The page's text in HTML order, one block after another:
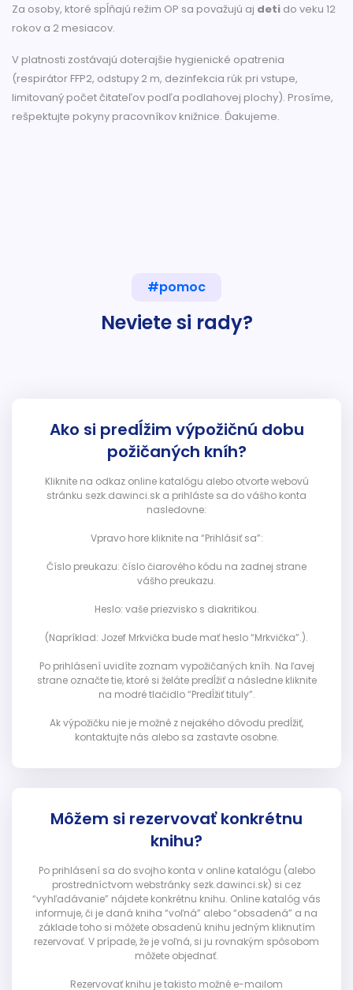
Za osoby, ktoré spĺňajú režim OP sa považujú aj deti do veku 12
rokov a 2 mesiacov.
V platnosti zostávajú doterajšie hygienické opatrenia
(respirátor FFP2, odstupy 2 m, dezinfekcia rúk pri vstupe,
limitovaný počet čitateľov podľa podlahovej plochy). Prosíme,
rešpektujte pokyny pracovníkov knižnice. Ďakujeme.
#pomoc
Neviete si rady?
Ako si predĺžim výpožičnú dobu
požičaných kníh?
Kliknite na odkaz online katalógu alebo otvorte webovú
stránku sezk.dawinci.sk a prihláste sa do vášho konta
nasledovne:
Vpravo hore kliknite na “Prihlásiť sa”:
Číslo preukazu: číslo čiarového kódu na zadnej strane
vášho preukazu.
Heslo: vaše priezvisko s diakritikou.
(Napríklad: Jozef Mrkvička bude mať heslo “Mrkvička”.).
Po prihlásení uvidíte zoznam vypožičaných kníh. Na ľavej
strane označte tie, ktoré si želáte predĺžiť a následne kliknite
na modré tlačidlo “Predĺžiť tituly”.
Ak výpožičku nie je možné z nejakého dôvodu predĺžiť,
kontaktujte nás alebo sa zastavte osobne.
Môžem si rezervovať konkrétnu
knihu?
Po prihlásení sa do svojho konta v online katalógu (alebo
prostredníctvom webstránky sezk.dawinci.sk) si cez
“vyhľadávanie” nájdete konkrétnu knihu. Online katalóg vás
informuje, či je daná kniha “voľná” alebo “obsadená” a na
základe toho si môžete obsadenú knihu jedným kliknutím
rezervovať. V prípade, že je voľná, si ju rovnakým spôsobom
môžete objednať.
Rezervovať knihu je takisto možné e-mailom